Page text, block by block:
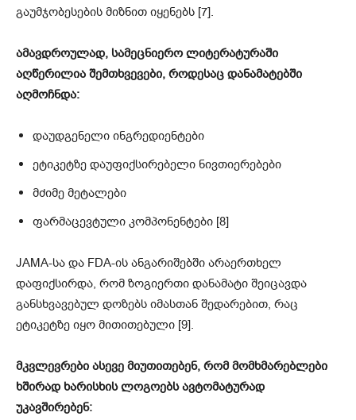
გაუმჯობესების მიზნით იყენებს [7].
ამავდროულად, სამეცნიერო ლიტერატურაში
აღწერილია შემთხვევები, როდესაც დანამატებში
აღმოჩნდა:
დაუდგენელი ინგრედიენტები
ეტიკეტზე დაუფიქსირებელი ნივთიერებები
მძიმე მეტალები
ფარმაცევტული კომპონენტები [8]
JAMA-სა და FDA-ის ანგარიშებში არაერთხელ
დაფიქსირდა, რომ ზოგიერთი დანამატი შეიცავდა
განსხვავებულ დოზებს იმასთან შედარებით, რაც
ეტიკეტზე იყო მითითებული [9].
მკვლევრები ასევე მიუთითებენ, რომ მომხმარებლები
ხშირად ხარისხის ლოგოებს ავტომატურად
უკავშირებენ: